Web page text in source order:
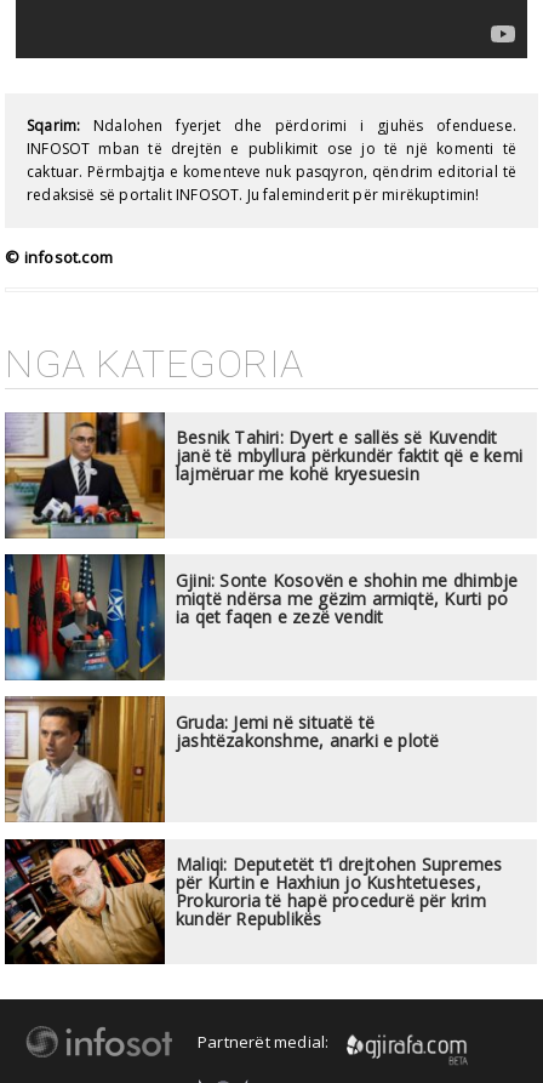
Sqarim: Ndalohen fyerjet dhe përdorimi i gjuhës ofenduese.
INFOSOT mban të drejtën e publikimit ose jo të një komenti të
caktuar. Përmbajtja e komenteve nuk pasqyron, qëndrim editorial të
redaksisë së portalit INFOSOT. Ju faleminderit për mirëkuptimin!
© infosot.com
NGA KATEGORIA
Besnik Tahiri: Dyert e sallës së Kuvendit
janë të mbyllura përkundër faktit që e kemi
lajmëruar me kohë kryesuesin
Gjini: Sonte Kosovën e shohin me dhimbje
miqtë ndërsa me gëzim armiqtë, Kurti po
ia qet faqen e zezë vendit
Gruda: Jemi në situatë të
jashtëzakonshme, anarki e plotë
Maliqi: Deputetët t’i drejtohen Supremes
për Kurtin e Haxhiun jo Kushtetueses,
Prokuroria të hapë procedurë për krim
kundër Republikës
Partnerët medial: